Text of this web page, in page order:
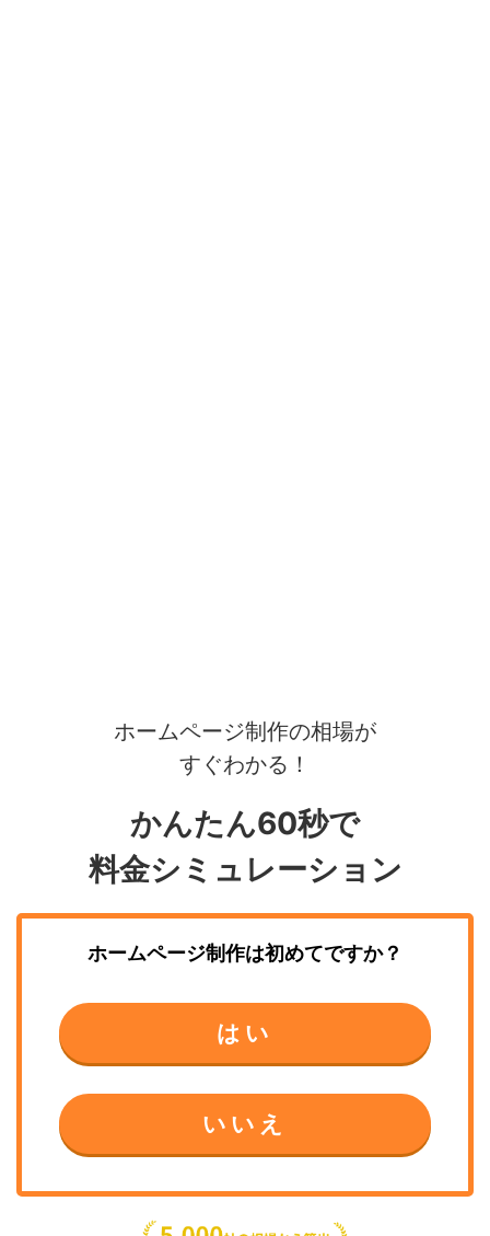
ホームページ制作の相場が
すぐわかる！
かんたん60秒で
料金シミュレーション
ホームページ制作は初めてですか？
はい
いいえ